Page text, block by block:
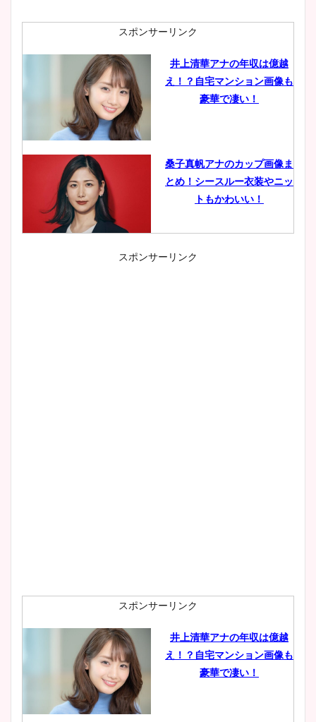
スポンサーリンク
井上清華アナの年収は億越
え！？自宅マンション画像も
豪華で凄い！
桑子真帆アナのカップ画像ま
とめ！シースルー衣装やニッ
トもかわいい！
小室瑛莉子のカップ画像まと
肉も凄い！
鈴木唯の太ってた時の体重が
ヤバすぎww原因や痩せたダ
スポンサーリンク
スポンサーリンク
井上清華アナの年収は億越
え！？自宅マンション画像も
豪華で凄い！